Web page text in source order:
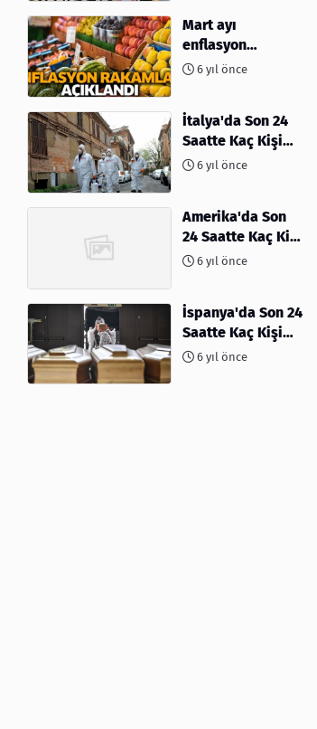
Mart ayı
enflasyon
rakamları
6 yıl önce
İtalya'da Son 24
Saatte Kaç Kişi
Öldü6 yıl önce
Amerika'da Son
24 Saatte Kaç Kişi
Öldü - 06 Nisan
6 yıl önce
İspanya'da Son 24
Saatte Kaç Kişi
Öldü6 yıl önce